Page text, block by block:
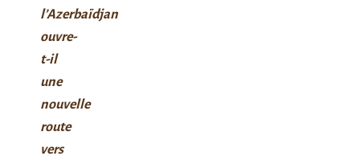
l’Azerbaïdjan
ouvre-
t-il
une
nouvelle
route
vers